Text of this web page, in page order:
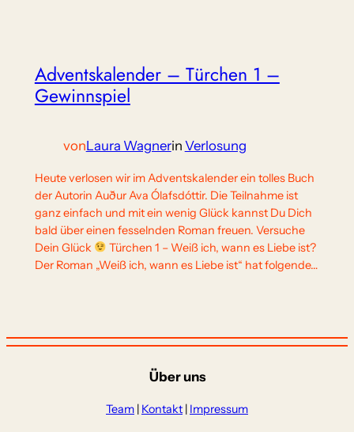
Adventskalender – Türchen 1 –
Gewinnspiel
vonLaura Wagnerin Verlosung
Heute verlosen wir im Adventskalender ein tolles Buch
der Autorin Auður Ava Ólafsdóttir. Die Teilnahme ist
ganz einfach und mit ein wenig Glück kannst Du Dich
bald über einen fesselnden Roman freuen. Versuche
Dein Glück
Türchen 1 – Weiß ich, wann es Liebe ist?
Der Roman „Weiß ich, wann es Liebe ist“ hat folgende…
Über uns
Team | Kontakt | Impressum